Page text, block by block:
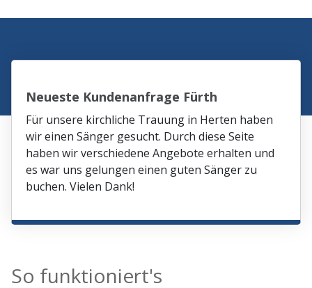
Neueste Kundenanfrage Fürth
Für unsere kirchliche Trauung in Herten haben
wir einen Sänger gesucht. Durch diese Seite
haben wir verschiedene Angebote erhalten und
es war uns gelungen einen guten Sänger zu
buchen. Vielen Dank!
So funktioniert's